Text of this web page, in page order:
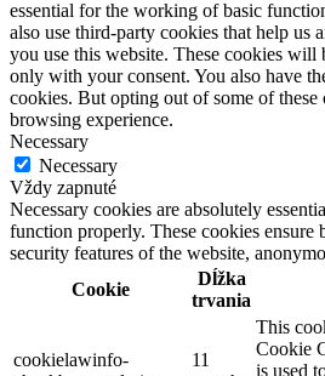
essential for the working of basic
also use third-party cookies that help us
you use this website. These cookies will
only with your consent. You also have
cookies. But opting out of some of
browsing experience.
Necessary
Necessary
Vždy zapnuté
Necessary cookies are absolutely
function properly. These cookies ensure
security features of the website,
Cookie
Dĺžka
trvania
cookielawinfo-
11
This
Cookie
is used